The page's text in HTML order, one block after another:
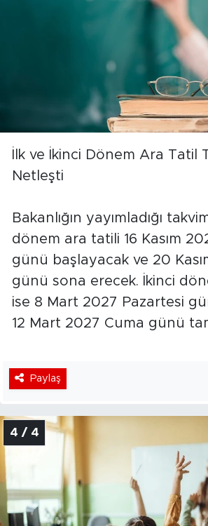
İlk ve İkinci Dönem Ara Tatil
Netleşti
Bakanlığın yayımladığı
dönem ara tatili 16 Kasım
günü başlayacak ve 20
günü sona erecek. İkinci
ise 8 Mart 2027 Pazartesi
12 Mart 2027 Cuma günü
Paylaş
4 / 4